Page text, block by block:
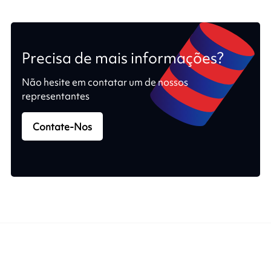
Precisa de mais informações?
Não hesite em contatar um de nossos
representantes
Contate-Nos